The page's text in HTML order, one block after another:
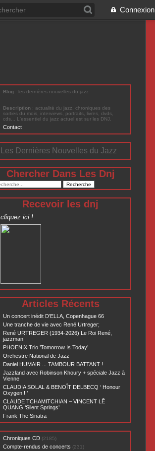
Connexion
Blog : les dernières nouvelles du jazz
Description : actualité du jazz, chroniques des
sorties du mois, interviews, portraits, livres, dvds,
cds... L'essentiel du jazz actuel est sur les DNJ.
Contact
Les Dernières Nouvelles du Jazz
Chercher Dans Les Dnj
Recevoir les dnj
cliquez ici !
Articles Récents
Un concert inédit D’ELLA, Copenhague 66
Une tranche de vie avec René Urtreger;
René URTREGER (1934-2026) Le Roi René,
jazzman
PHOENIX Trio ’Tomorrow Is Today’
Orchestre National de Jazz
Daniel HUMAIR ... TAMBOUR BATTANT !
Jazzland avec Robinson Khoury + spéciale Jazz à
Vienne
CLAUDIA SOLAL & BENOÎT DELBECQ ‘ Honour
Oxygen ! ’
CLAUDE TCHAMITCHIAN – VINCENT LÊ
QUANG ‘Silent Springs’
Frank The Sinatra
Chroniques CD (2185)
Compte-rendus de concerts (231)